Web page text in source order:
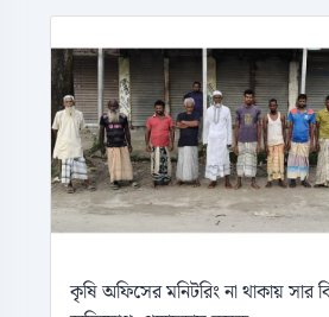
কৃষি অফিসের মনিটরিং না থাকায় সার